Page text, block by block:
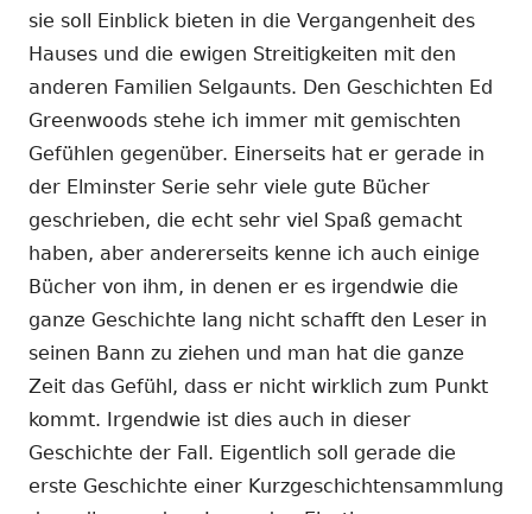
sie soll Einblick bieten in die Vergangenheit des
Hauses und die ewigen Streitigkeiten mit den
anderen Familien Selgaunts. Den Geschichten Ed
Greenwoods stehe ich immer mit gemischten
Gefühlen gegenüber. Einerseits hat er gerade in
der Elminster Serie sehr viele gute Bücher
geschrieben, die echt sehr viel Spaß gemacht
haben, aber andererseits kenne ich auch einige
Bücher von ihm, in denen er es irgendwie die
ganze Geschichte lang nicht schafft den Leser in
seinen Bann zu ziehen und man hat die ganze
Zeit das Gefühl, dass er nicht wirklich zum Punkt
kommt. Irgendwie ist dies auch in dieser
Geschichte der Fall. Eigentlich soll gerade die
erste Geschichte einer Kurzgeschichtensammlung